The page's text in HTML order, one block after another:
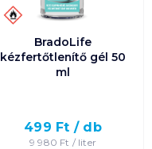
BradoLife
kézfertőtlenítő gél 50
ml
499 Ft / db
9 980 Ft / liter